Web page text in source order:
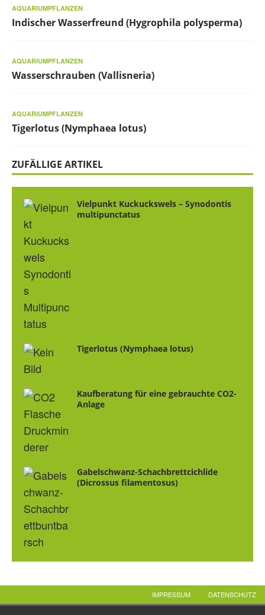
AQUARIUMPFLANZEN
Indischer Wasserfreund (Hygrophila polysperma)
AQUARIUMPFLANZEN
Wasserschrauben (Vallisneria)
AQUARIUMPFLANZEN
Tigerlotus (Nymphaea lotus)
ZUFÄLLIGE ARTIKEL
Vielpunkt Kuckuckswels – Synodontis
multipunctatus
Tigerlotus (Nymphaea lotus)
Kaufberatung für eine gebrauchte CO2-
Anlage
Gabelschwanz-Schachbrettcichlide
(Dicrossus filamentosus)
IMPRESSUM DATENSCHUTZ